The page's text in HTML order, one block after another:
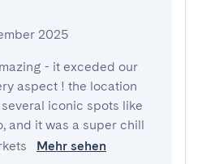
2025
- it exceded our
aspect ! the location
iconic spots like
and it was a super chill
Mehr sehen